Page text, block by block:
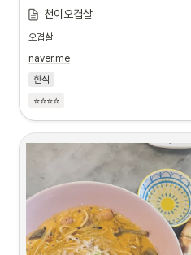
천이오겹살
오겹살
naver.me
한식
⭐⭐⭐⭐